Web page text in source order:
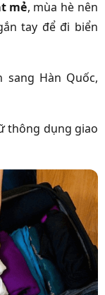
mẻ, mùa hè nên
tay để đi biển
Hàn Quốc,
thông dụng giao